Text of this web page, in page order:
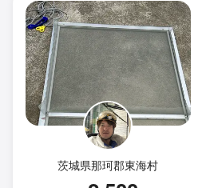
茨城県那珂郡東海村